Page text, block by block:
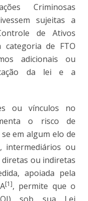
Criminosas
sujeitas a
de Ativos
categoria de FTO
adicionais ou
da lei e a
ou vínculos no
o risco de
em algum elo de
intermediários ou
ou indiretas
apoiada pela
[1], permite que o